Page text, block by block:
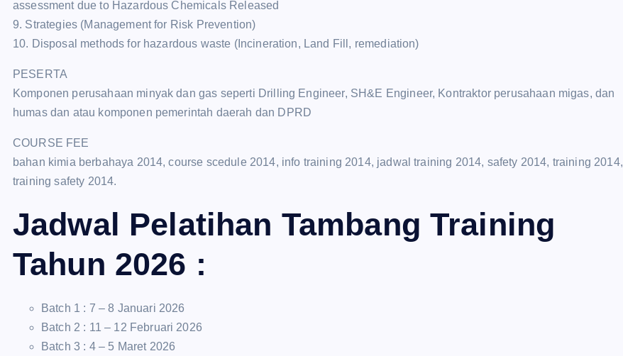
assessment due to Hazardous Chemicals Released
9. Strategies (Management for Risk Prevention)
10. Disposal methods for hazardous waste (Incineration, Land Fill, remediation)
PESERTA
Komponen perusahaan minyak dan gas seperti Drilling Engineer, SH&E Engineer, Kontraktor perusahaan migas, dan
humas dan atau komponen pemerintah daerah dan DPRD
COURSE FEE
bahan kimia berbahaya 2014, course scedule 2014, info training 2014, jadwal training 2014, safety 2014, training 2014,
training safety 2014.
Jadwal Pelatihan Tambang Training
Tahun 2026 :
Batch 1 : 7 – 8 Januari 2026
Batch 2 : 11 – 12 Februari 2026
Batch 3 : 4 – 5 Maret 2026